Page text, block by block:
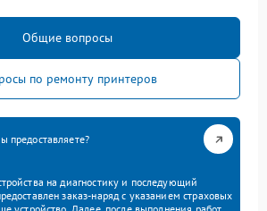
Общие вопросы
по ремонту принтеров
предоставляете?
на диагностику и последующий
заказ-наряд с указанием страховых